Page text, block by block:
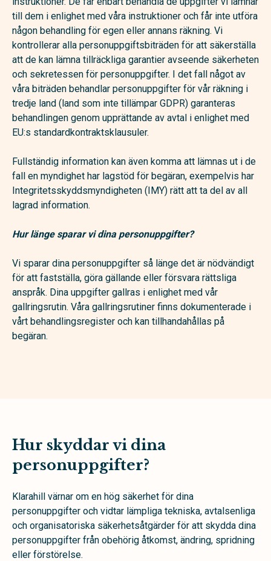
till dem i enlighet med våra instruktioner och får inte utföra
någon behandling för egen eller annans räkning. Vi
kontrollerar alla personuppgiftsbiträden för att säkerställa
att de kan lämna tillräckliga garantier avseende säkerheten
och sekretessen för personuppgifter. I det fall något av
våra biträden behandlar personuppgifter för vår räkning i
tredje land (land som inte tillämpar GDPR) garanteras
behandlingen genom upprättande av avtal i enlighet med
EU:s standardkontraktsklausuler.
Fullständig information kan även komma att lämnas ut i de
fall en myndighet har lagstöd för begäran, exempelvis har
Integritetsskyddsmyndigheten (IMY) rätt att ta del av all
lagrad information.
Hur länge sparar vi dina personuppgifter?
Vi sparar dina personuppgifter så länge det är nödvändigt
för att fastställa, göra gällande eller försvara rättsliga
anspråk. Dina uppgifter gallras i enlighet med vår
gallringsrutin. Våra gallringsrutiner finns dokumenterade i
vårt behandlingsregister och kan tillhandahållas på
begäran.
Hur skyddar vi dina
personuppgifter?
Klarahill värnar om en hög säkerhet för dina
personuppgifter och vidtar lämpliga tekniska, avtalsenliga
och organisatoriska säkerhetsåtgärder för att skydda dina
personuppgifter från obehörig åtkomst, ändring, spridning
eller förstörelse.